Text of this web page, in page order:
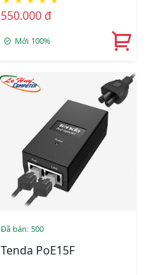
2 Cổng UPLINK)
550.000 đ
Mới 100%
Đã bán: 500
Tenda PoE15F